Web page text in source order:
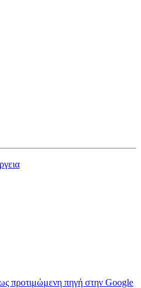
προτιμώμενη πηγή στην Google